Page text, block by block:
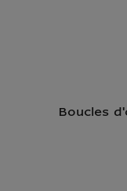
Boucles